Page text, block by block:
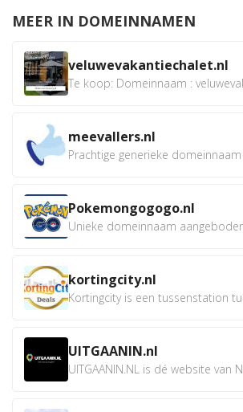
MEER IN DOMEINNAMEN
veluwevakantiechalet.nl
meevallers.nl
Pokemongogogo.nl
kortingcity.nl
UITGAANIN.nl